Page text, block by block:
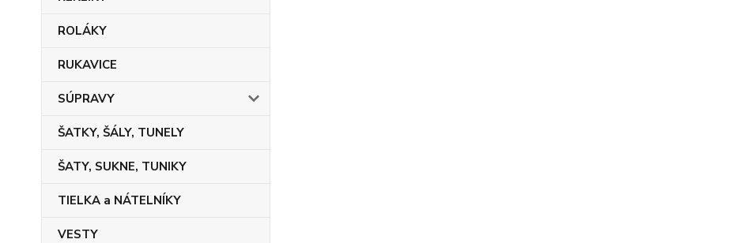
ROLÁKY
RUKAVICE
SÚPRAVY
ŠATKY, ŠÁLY, TUNELY
ŠATY, SUKNE, TUNIKY
TIELKA a NÁTELNÍKY
VESTY